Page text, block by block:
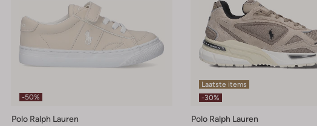
-50%
Polo Ralph Lauren
Laatste items
-30%
Polo Ralph Lauren